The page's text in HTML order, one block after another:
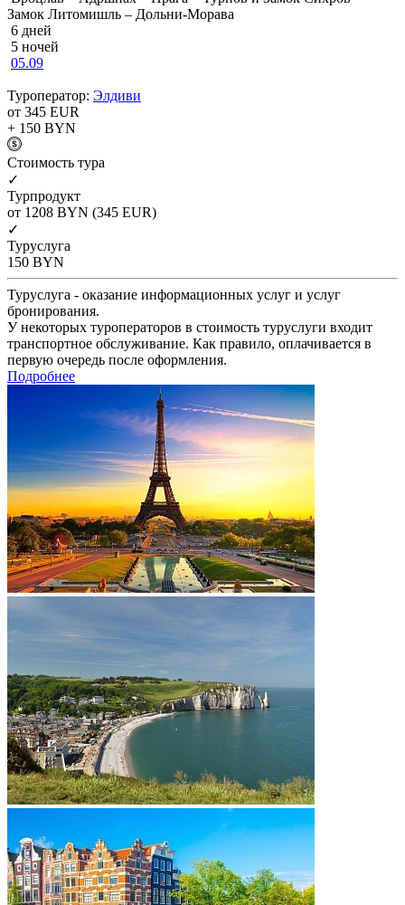
Замок Литомишль – Дольни-Морава
6 дней
5 ночей
05.09
Туроператор: Элдиви
от 345 EUR
+ 150 BYN
Cтоимость тура
✓
Турпродукт
от 1208 BYN (345 EUR)
✓
Туруслуга
150 BYN
Туруслуга - оказание информационных услуг и услуг
бронирования.
У некоторых туроператоров в стоимость туруслуги входит
транспортное обслуживание. Как правило, оплачивается в
первую очередь после оформления.
Подробнее